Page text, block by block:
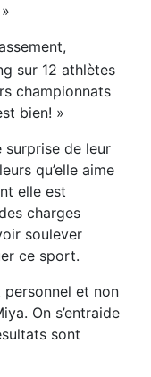
sur 12 athlètes
championnats
bien! »
surprise de leur
qu’elle aime
elle est
charges
soulever
ce sport.
personnel et non
On s’entraide
sont